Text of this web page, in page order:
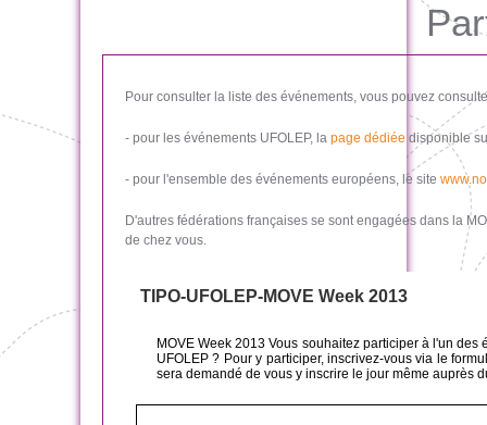
Pour consulter la liste des événements, vous pouvez
- pour les événements UFOLEP, la page dédiée disponible
- pour l'ensemble des événements européens, le site
D'autres fédérations françaises se sont engagées dans la
de chez vous.